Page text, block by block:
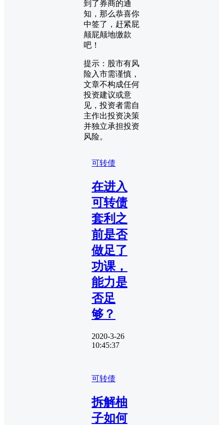
到了券商的通
知，那么恭喜你
中签了，赶紧屁
颠屁颠地缴款
吧！
提示：股市有风
险入市需谨慎，
文章不构成任何
投资建议或意
见，投资者需自
主作出投资决策
并独立承担投资
风险。
可转债
在进入
可转债
套利之
前是否
做足了
功课，
能力是
否足
够？
2020-3-26
10:45:37
可转债
拆解柚
子如何